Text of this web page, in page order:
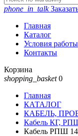
phone_in_talk
Главная
Каталог
Условия работы
Контакты
Корзина
shopping_basket 0
Главная
КАТАЛОГ
КАБЕЛЬ,
Кабель КГ,
Кабель РПШ